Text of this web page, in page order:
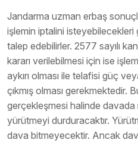
Jandarma uzman erbaş
işlemin iptalini
talep edebilirler. 2577 sayılı
kararı verilebilmesi için ise
aykırı olması ile telafisi güç
çıkmış olması gerekmektedir.
gerçekleşmesi halinde
yürütmeyi durduracaktır.
dava bitmeyecektir. Ancak